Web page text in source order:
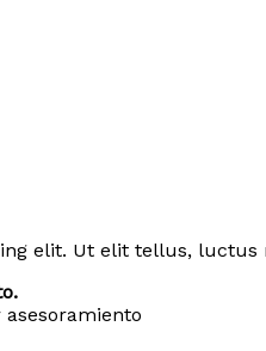
elit. Ut elit tellus,